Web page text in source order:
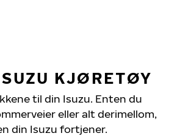
KJØRETØY
til din Isuzu. Enten du
eller alt derimellom,
din Isuzu fortjener.